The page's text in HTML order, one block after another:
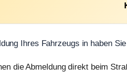
Ihres Fahrzeugs in haben
die Abmeldung direkt beim